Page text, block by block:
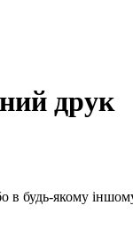
друк
будь-якому